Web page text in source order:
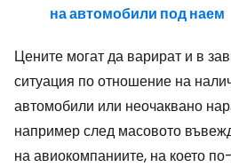
на автомобили под наем
Цените могат да варират и в
ситуация по отношение на
автомобили или неочаквано
например след масовото
на авиокомпаниите, на което